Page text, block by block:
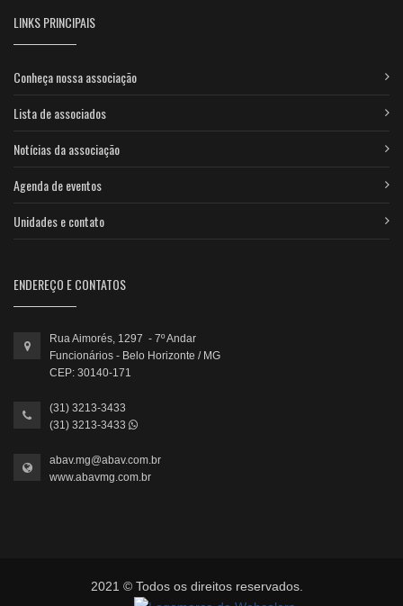
LINKS PRINCIPAIS
Conheça nossa associação
Lista de associados
Notícias da associação
Agenda de eventos
Unidades e contato
ENDEREÇO E CONTATOS
Rua Aimorés, 1297 - 7º Andar
Funcionários - Belo Horizonte / MG
CEP: 30140-171
(31) 3213-3433
(31) 3213-3433
abav.mg@abav.com.br
www.abavmg.com.br
2021 © Todos os direitos reservados.